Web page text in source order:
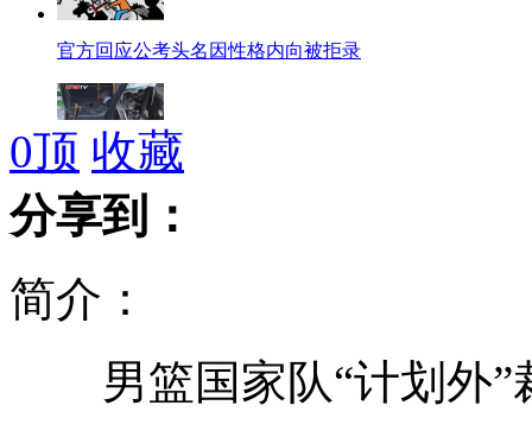
官方回应公考头名因性格内向被拒录
大货车闯红灯撞翻公交车1死31伤
女儿给车牌涂色 老爸被罚200元扣6分
0顶 收藏
分享到：
简介：
男篮国家队“计划外”